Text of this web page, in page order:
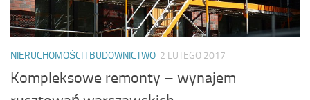
NIERUCHOMOŚCI I BUDOWNICTWO 2 LUTEGO 2017
Kompleksowe remonty – wynajem